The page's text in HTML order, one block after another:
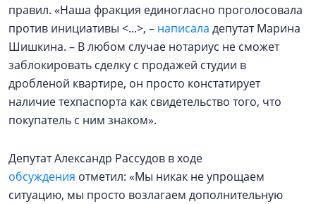
правил. «Наша фракция единогласно проголосовала
против инициативы <...>, – написала депутат Марина
Шишкина. – В любом случае нотариус не сможет
заблокировать сделку с продажей студии в
дробленой квартире, он просто констатирует
наличие техпаспорта как свидетельство того, что
покупатель с ним знаком».
Депутат Александр Рассудов в ходе
обсуждения отметил: «Мы никак не упрощаем
ситуацию, мы просто возлагаем дополнительную